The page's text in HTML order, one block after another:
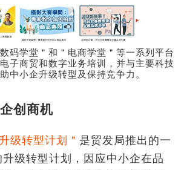
码学堂＂和＂电商学堂＂等一系列平台
子商贸和数字业务培训，并与主要科技
中小企升级转型及保持竞争力。
创商机
级转型计划＂ 是贸发局推出的一
级转型计划，因应中小企在品